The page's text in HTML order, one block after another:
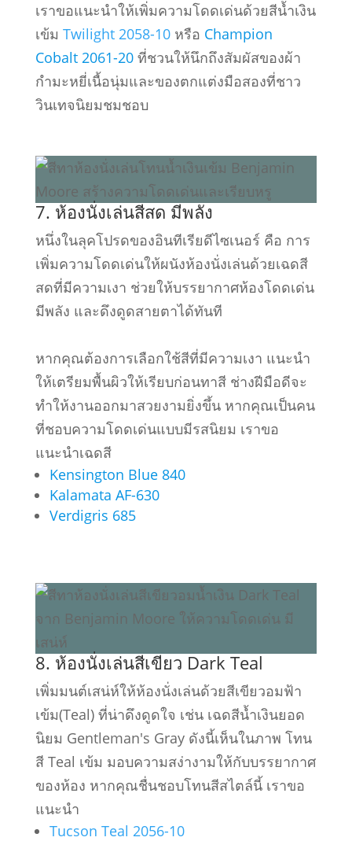
เราขอแนะนำให้เพิ่มความโดดเด่นด้วยสีน้ำเงิน
เข้ม Twilight 2058-10 หรือ Champion
Cobalt 2061-20ที่ชวนให้นึกถึงสัมผัสของผ้า
กำมะหยี่เนื้อนุ่มและของตกแต่งมือสองที่ชาว
วินเทจนิยมชมชอบ
7. ห้องนั่งเล่นสีสด มีพลัง
หนึ่งในลุคโปรดของอินทีเรียดีไซเนอร์ คือ การ
เพิ่มความโดดเด่นให้ผนังห้องนั่งเล่นด้วยเฉดสี
สดที่มีความเงา ช่วยให้บรรยากาศห้องโดดเด่น
มีพลัง และดึงดูดสายตาได้ทันที
หากคุณต้องการเลือกใช้สีที่มีความเงา แนะนำ
ให้เตรียมพื้นผิวให้เรียบก่อนทาสี ช่างฝีมือดีจะ
ทำให้งานออกมาสวยงามยิ่งขึ้น หากคุณเป็นคน
ที่ชอบความโดดเด่นแบบมีรสนิยม เราขอ
แนะนำเฉดสี
Kensington Blue 840
Kalamata AF-630
Verdigris 685
8. ห้องนั่งเล่นสีเขียว Dark Teal
เพิ่มมนต์เสน่ห์ให้ห้องนั่งเล่นด้วยสีเขียวอมฟ้า
เข้ม(Teal) ที่น่าดึงดูดใจ เช่น เฉดสีน้ำเงินยอด
นิยม Gentleman's Gray ดังนี้เห็นในภาพ โทน
สี Teal เข้ม มอบความสง่างามให้กับบรรยากาศ
ของห้อง หากคุณชื่นชอบโทนสีสไตล์นี้ เราขอ
แนะนำ
Tucson Teal 2056-10